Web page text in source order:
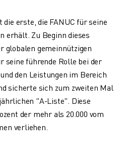
PORTAL
erste, die FANUC für seine
erhält. Zu Beginn dieses
globalen gemeinnützigen
seine führende Rolle bei der
den Leistungen im Bereich
sicherte sich zum zweiten Mal
"A-Liste". Diese
der mehr als 20.000 vom
verliehen.